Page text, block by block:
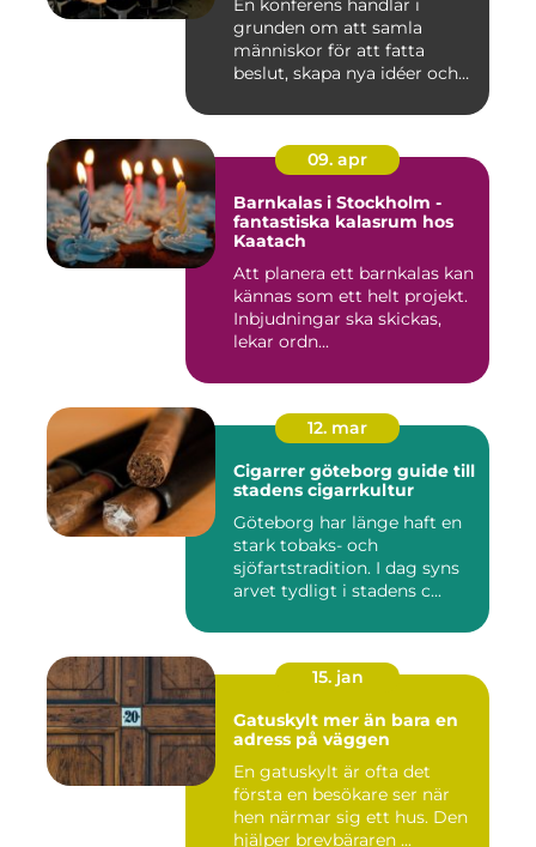
En konferens handlar i
grunden om att samla
människor för att fatta
beslut, skapa nya idéer och
09. apr
Barnkalas i Stockholm -
fantastiska kalasrum hos
Kaatach
Att planera ett barnkalas kan
kännas som ett helt projekt.
Inbjudningar ska skickas,
lekar ordn...
12. mar
Cigarrer göteborg guide till
stadens cigarrkultur
Göteborg har länge haft en
stark tobaks- och
sjöfartstradition. I dag syns
arvet tydligt i stadens c...
15. jan
Gatuskylt mer än bara en
adress på väggen
En gatuskylt är ofta det
första en besökare ser när
hen närmar sig ett hus. Den
hjälper brevbäraren ...